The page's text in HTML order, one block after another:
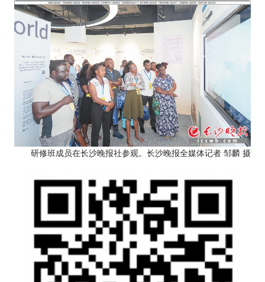
研修班成员在长沙晚报社参观。长沙晚报全媒体记者 邹麟 摄